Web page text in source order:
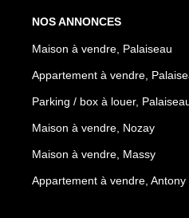
NOS ANNONCES
Maison à vendre, Palaiseau
Appartement à vendre,
Parking / box à louer,
Maison à vendre, Nozay
Maison à vendre, Massy
Appartement à vendre, Antony